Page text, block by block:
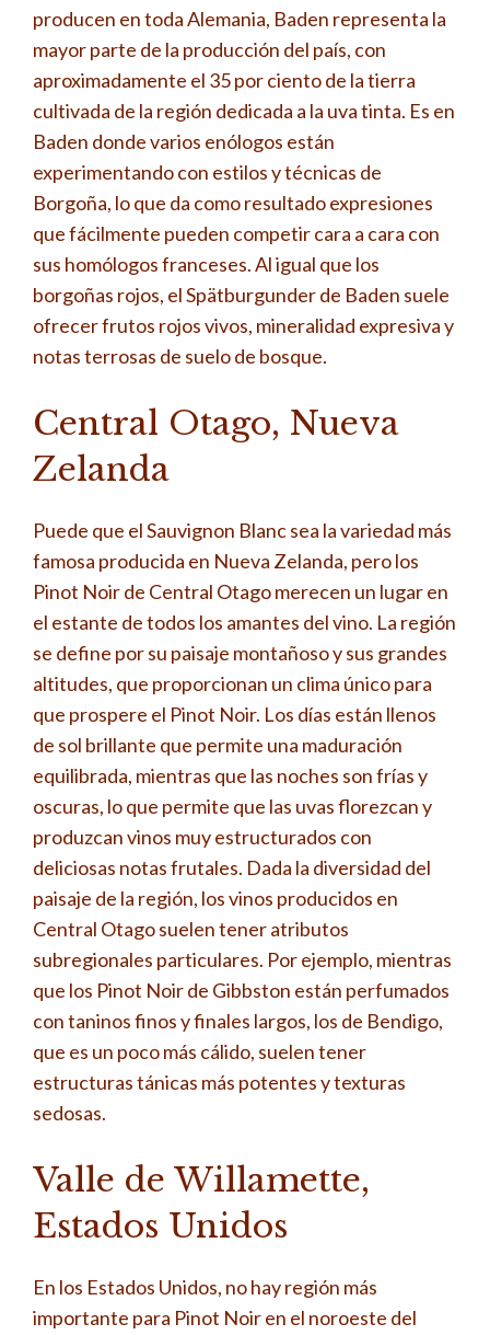
producen en toda Alemania, Baden representa la
mayor parte de la producción del país, con
aproximadamente el 35 por ciento de la tierra
cultivada de la región dedicada a la uva tinta. Es en
Baden donde varios enólogos están
experimentando con estilos y técnicas de
Borgoña, lo que da como resultado expresiones
que fácilmente pueden competir cara a cara con
sus homólogos franceses. Al igual que los
borgoñas rojos, el Spätburgunder de Baden suele
ofrecer frutos rojos vivos, mineralidad expresiva y
notas terrosas de suelo de bosque.
Central Otago, Nueva
Zelanda
Puede que el Sauvignon Blanc sea la variedad más
famosa producida en Nueva Zelanda, pero los
Pinot Noir de Central Otago merecen un lugar en
el estante de todos los amantes del vino. La región
se define por su paisaje montañoso y sus grandes
altitudes, que proporcionan un clima único para
que prospere el Pinot Noir. Los días están llenos
de sol brillante que permite una maduración
equilibrada, mientras que las noches son frías y
oscuras, lo que permite que las uvas florezcan y
produzcan vinos muy estructurados con
deliciosas notas frutales. Dada la diversidad del
paisaje de la región, los vinos producidos en
Central Otago suelen tener atributos
subregionales particulares. Por ejemplo, mientras
que los Pinot Noir de Gibbston están perfumados
con taninos finos y finales largos, los de Bendigo,
que es un poco más cálido, suelen tener
estructuras tánicas más potentes y texturas
sedosas.
Valle de Willamette,
Estados Unidos
En los Estados Unidos, no hay región más
importante para Pinot Noir en el noroeste del